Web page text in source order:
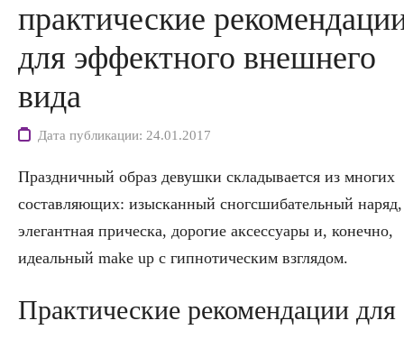
практические
для эффектного внешнего
вида
Дата публикации: 24.01.2017
Праздничный образ девушки складывается из многих
составляющих: изысканный сногсшибательный наряд,
элегантная прическа, дорогие аксессуары и, конечно,
идеальный make up с гипнотическим взглядом.
Практические рекомендации для